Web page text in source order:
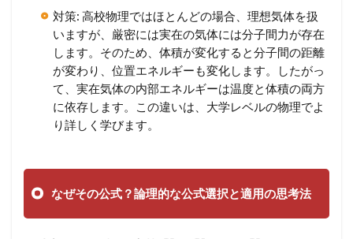
対策: 高校物理ではほとんどの場合、理想気体を扱
いますが、厳密には実在の気体には分子間力が存在
します。そのため、体積が変化すると分子間の距離
が変わり、位置エネルギーも変化します。したがっ
て、実在気体の内部エネルギーは温度と体積の両方
に依存します。この違いは、大学レベルの物理でよ
り詳しく学びます。
なぜその公式？論理的な公式選択と適用の思考法